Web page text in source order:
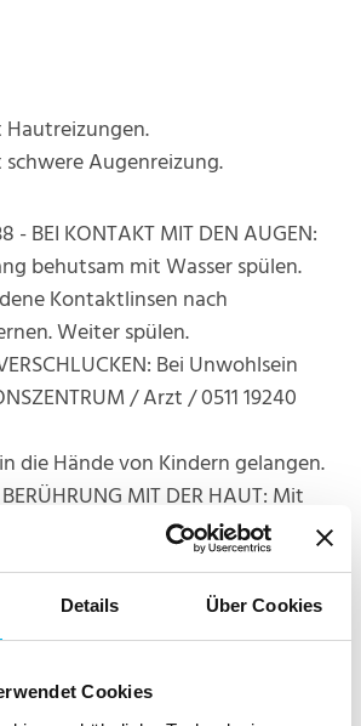
Details Über Cookies
Cookies
Hautreizungen.
schwere Augenreizung.
- BEI KONTAKT MIT DEN AUGEN:
behutsam mit Wasser spülen.
Kontaktlinsen nach
Weiter spülen.
Bei Unwohlsein
/ Arzt / 0511 19240
die Hände von Kindern gelangen.
MIT DER HAUT: Mit
gemäß lokalen/regionalen
zuführen zuführen.